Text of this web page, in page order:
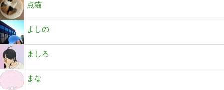
点猫
よしの
ましろ
まな